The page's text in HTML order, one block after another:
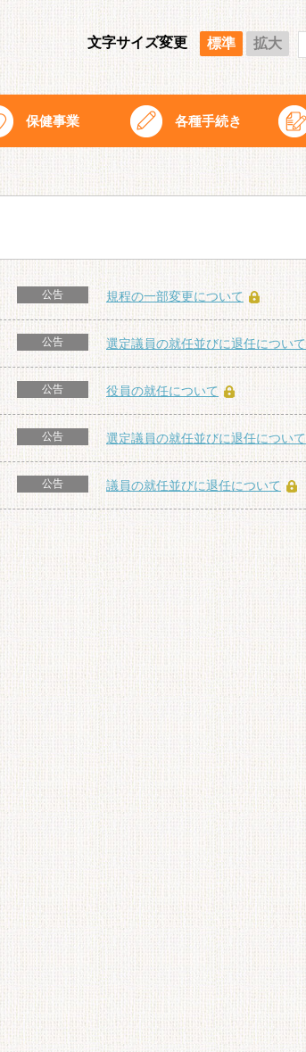
文字サイズ変更 標準 拡大
保健事業 各種手続き
公告 規程の一部変更について
公告 選定議員の就任並びに退任について
公告 役員の就任について
公告 選定議員の就任並びに退任について
公告 議員の就任並びに退任について